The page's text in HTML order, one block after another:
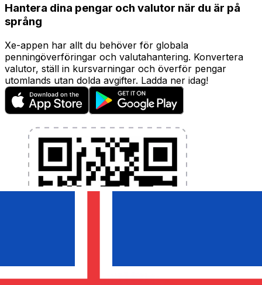
Hantera dina pengar och valutor när du är på
språng
Xe-appen har allt du behöver för globala
penningöverföringar och valutahantering. Konvertera
valutor, ställ in kursvarningar och överför pengar
utomlands utan dolda avgifter. Ladda ner idag!